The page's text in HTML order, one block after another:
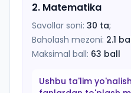
2. Matematika
Savollar soni: 30 ta;
Baholash mezoni: 2.1
Maksimal ball: 63 ball
Ushbu ta'lim